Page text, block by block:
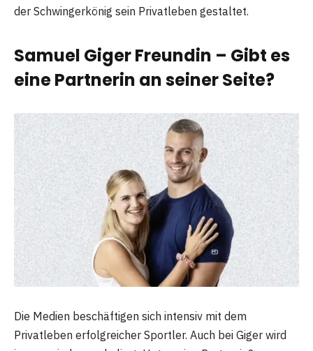
der Schwingerkönig sein Privatleben gestaltet.
Samuel Giger Freundin – Gibt es
eine Partnerin an seiner Seite?
Die Medien beschäftigen sich intensiv mit dem
Privatleben erfolgreicher Sportler. Auch bei Giger wird